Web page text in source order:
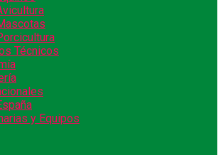
Técnicos
y Equipos